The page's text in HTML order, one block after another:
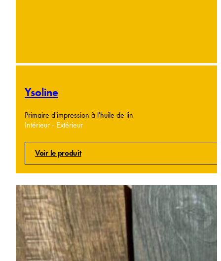
Ysoline
Primaire d'impression à l'huile de lin
Intérieur - Extérieur
Voir le produit